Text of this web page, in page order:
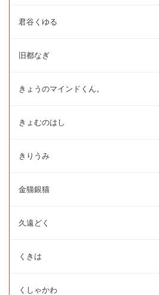
君谷くゆる
旧都なぎ
きょうのマインドくん。
きょむのはし
きりうみ
金猫銀猫
久遠どく
くきは
くしゃかわ